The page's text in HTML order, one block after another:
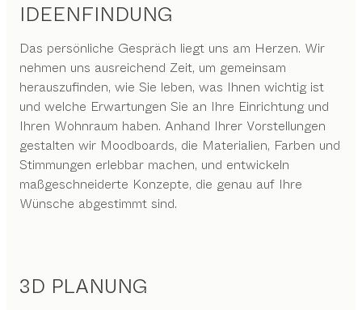
IDEENFINDUNG
Das persönliche Gespräch liegt uns am Herzen. Wir
nehmen uns ausreichend Zeit, um gemeinsam
herauszufinden, wie Sie leben, was Ihnen wichtig ist
und welche Erwartungen Sie an Ihre Einrichtung und
Ihren Wohnraum haben. Anhand Ihrer Vorstellungen
gestalten wir Moodboards, die Materialien, Farben und
Stimmungen erlebbar machen, und entwickeln
maßgeschneiderte Konzepte, die genau auf Ihre
Wünsche abgestimmt sind.
3D PLANUNG